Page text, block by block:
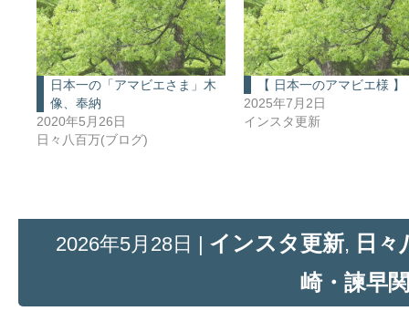
日本一の「アマビエさま」木
像、奉納
2020年5月26日
日々八百万(ブログ)
【 日本一のアマビエ様 】
2025年7月2日
インスタ更新
2026年5月28日 | インスタ更新, 日々
崎・諫早